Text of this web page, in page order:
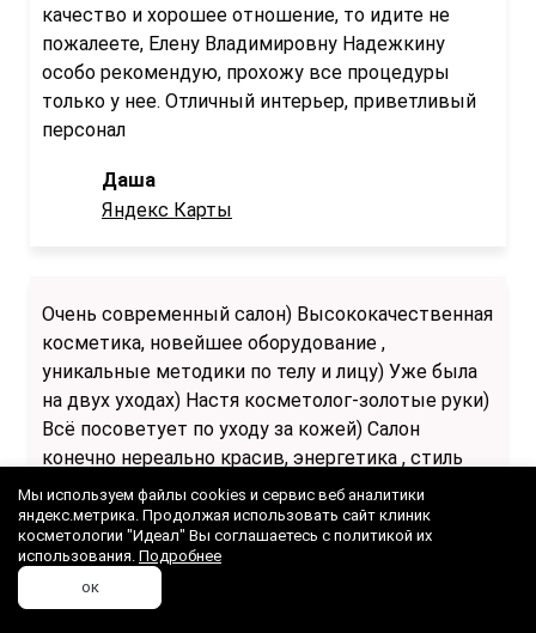
качество и хорошее отношение, то идите не
пожалеете, Елену Владимировну Надежкину
особо рекомендую, прохожу все процедуры
только у нее. Отличный интерьер, приветливый
персонал
Даша
Яндекс Карты
Очень современный салон) Высококачественная
косметика, новейшее оборудование ,
уникальные методики по телу и лицу) Уже была
на двух уходах) Настя косметолог-золотые руки)
Всё посоветует по уходу за кожей) Салон
конечно нереально красив, энергетика , стиль
салона подразумевает полный релакс) Это
космос) Всем рекомендую!
Нелли
Мы используем файлы cookies и сервис веб аналитики
яндекс.метрика. Продолжая использовать сайт клиник
косметологии "Идеал" Вы соглашаетесь с политикой их
использования. Подробнее
ок